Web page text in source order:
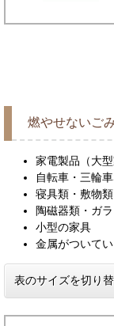
燃やせないご
家電製品（大型
自転車・三輪
寝具類・敷物類
陶磁器類・ガ
小型の家具
金属がついて
表のサイズを切り